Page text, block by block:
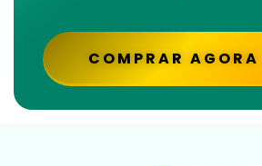
COMPRAR AGORA